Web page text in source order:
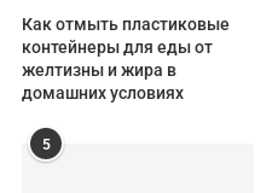
Как отмыть пластиковые
контейнеры для еды от
желтизны и жира в
домашних условиях
5